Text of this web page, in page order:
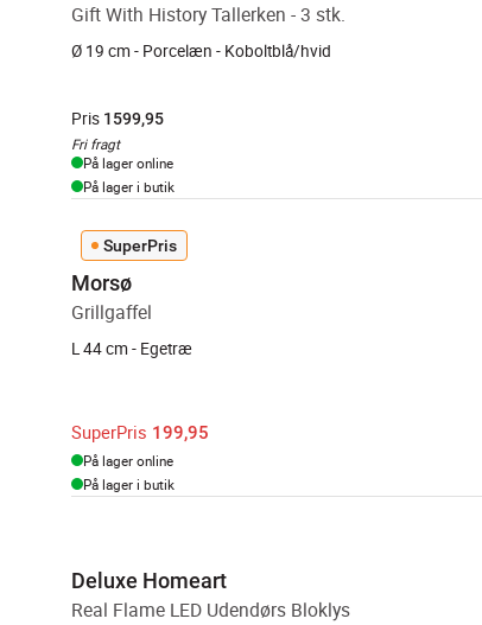
Gift With History Tallerken - 3 stk.
Ø 19 cm - Porcelæn - Koboltblå/hvid
Pris 1599,95
Fri fragt
På lager online
På lager i butik
SuperPris
Morsø
Grillgaffel
L 44 cm - Egetræ
SuperPris 199,95
På lager online
På lager i butik
Deluxe Homeart
Real Flame LED Udendørs Bloklys